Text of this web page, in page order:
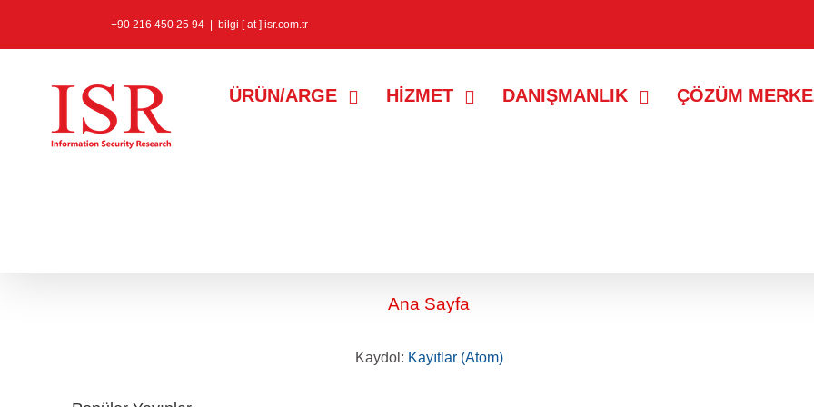
+90 216 450 25 94 bilgi [ at ] isr.com.tr
ÜRÜN/ARGE HİZMET DANIŞMANLIK ÇÖZÜM
Ana Sayfa
Kaydol: Kayıtlar (Atom)